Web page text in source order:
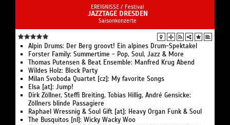
EREIGNISSE / Festival
JAZZTAGE DRESDEN
Saisonkonzerte
Alpin Drums: Der Berg groovt! Ein alpines Drum-Spektakel
Forster Family: Summertime - Pop, Soul, Jazz & More
Thomas Putensen & Beat Ensemble: Manfred Krug Abend
Wildes Holz: Block Party
Milan Svoboda Quartet [cz]: My favorite Songs
Elsa [at]: Jump!
Dirk Zöllner, Steffi Breiting, Tobias Hillig, André Gensicke:
Zöllners blinde Passagiere
Raphael Wressnig & Soul Gift [at]: Heavy Organ Funk & Soul
The Busquitos [nl]: Wicky Wacky Woo